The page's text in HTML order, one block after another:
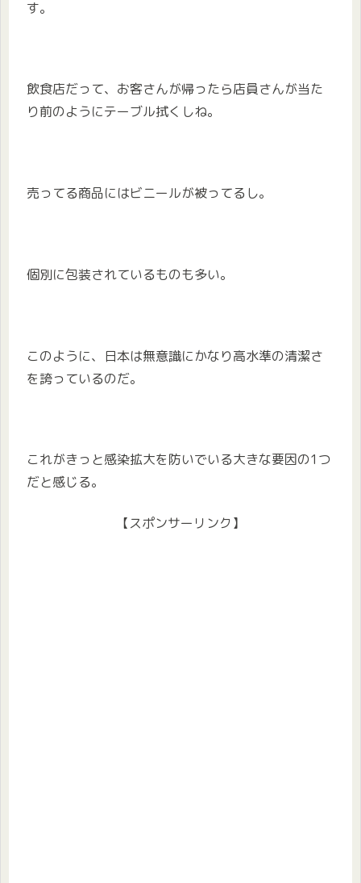
す。
飲食店だって、お客さんが帰ったら店員さんが当た
り前のようにテーブル拭くしね。
売ってる商品にはビニールが被ってるし。
個別に包装されているものも多い。
このように、日本は無意識にかなり高水準の清潔さ
を誇っているのだ。
これがきっと感染拡大を防いでいる大きな要因の1つ
だと感じる。
【スポンサーリンク】